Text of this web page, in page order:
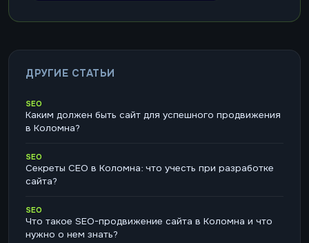
ДРУГИЕ СТАТЬИ
SEO
Каким должен быть сайт для успешного продвижения
в Коломна?
SEO
Секреты СЕО в Коломна: что учесть при разработке
сайта?
SEO
Что такое SEO-продвижение сайта в Коломна и что
нужно о нем знать?